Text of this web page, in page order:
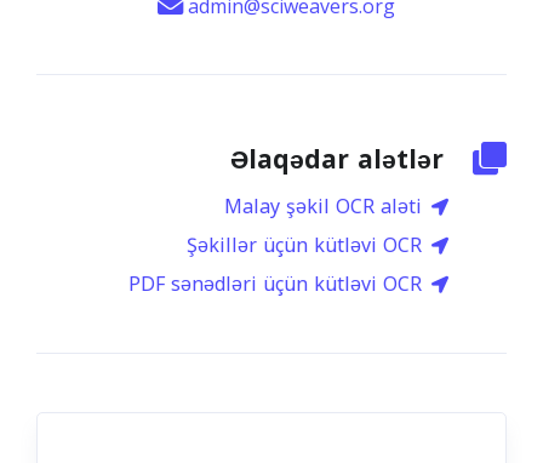
admin@sciweavers.org
Əlaqədar alətlər
Malay şəkil OCR aləti
Şəkillər üçün kütləvi OCR
PDF sənədləri üçün kütləvi OCR